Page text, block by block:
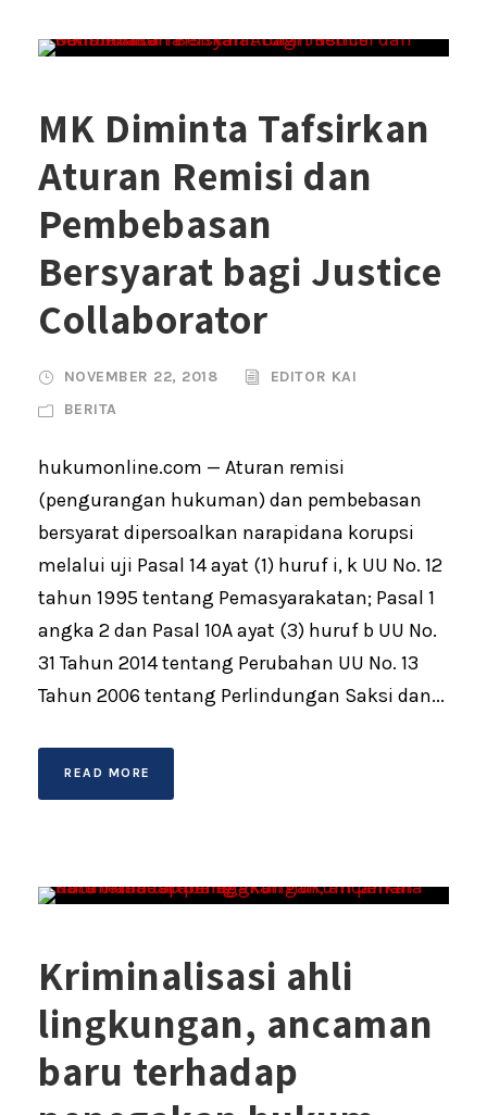
MK Diminta Tafsirkan
Aturan Remisi dan
Pembebasan
Bersyarat bagi Justice
Collaborator
NOVEMBER 22, 2018
EDITOR KAI
BERITA
hukumonline.com — Aturan remisi
(pengurangan hukuman) dan pembebasan
bersyarat dipersoalkan narapidana korupsi
melalui uji Pasal 14 ayat (1) huruf i, k UU No. 12
tahun 1995 tentang Pemasyarakatan; Pasal 1
angka 2 dan Pasal 10A ayat (3) huruf b UU No.
31 Tahun 2014 tentang Perubahan UU No. 13
Tahun 2006 tentang Perlindungan Saksi dan...
READ MORE
Kriminalisasi ahli
lingkungan, ancaman
baru terhadap